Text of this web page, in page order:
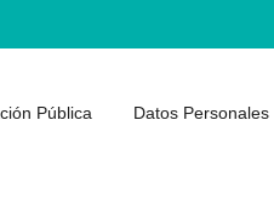
Pública Datos Personales